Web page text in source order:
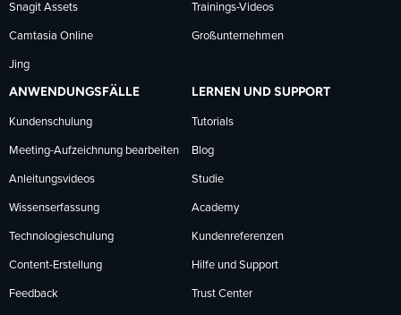
Snagit Assets
Camtasia Online
Jing
Trainings-Videos
Großunternehmen
ANWENDUNGSFÄLLE
Kundenschulung
Meeting-Aufzeichnung bearbeiten
Anleitungsvideos
Wissenserfassung
Technologieschulung
Content-Erstellung
Feedback
LERNEN UND SUPPORT
Tutorials
Blog
Studie
Academy
Kundenreferenzen
Hilfe und Support
Trust Center